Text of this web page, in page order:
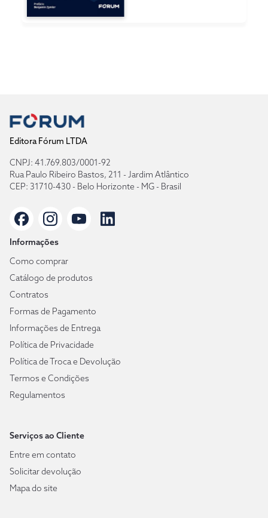
Editora Fórum LTDA
CNPJ: 41.769.803/0001-92
Rua Paulo Ribeiro Bastos, 211 - Jardim Atlântico
CEP: 31710-430 - Belo Horizonte - MG - Brasil
Informações
Como comprar
Catálogo de produtos
Contratos
Formas de Pagamento
Informações de Entrega
Política de Privacidade
Política de Troca e Devolução
Termos e Condições
Regulamentos
Serviços ao Cliente
Entre em contato
Solicitar devolução
Mapa do site